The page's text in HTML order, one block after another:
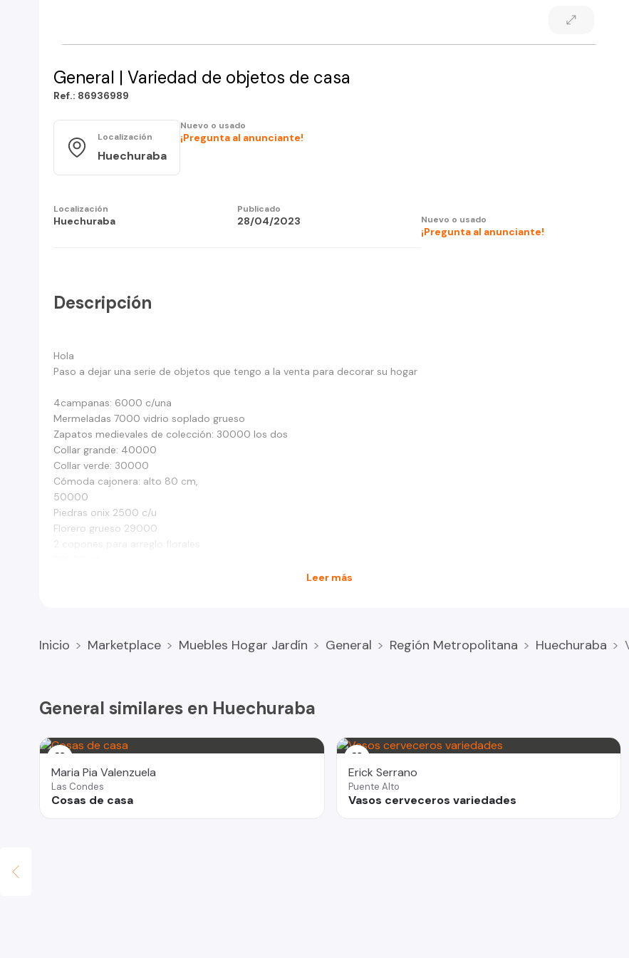
General | Variedad de objetos de casa
Ref.: 86936989
Localización
Huechuraba
Nuevo o usado
¡Pregunta al anunciante!
Localización
Huechuraba
Publicado
28/04/2023 Nuevo o usado
¡Pregunta al anunciante!
Descripción
Hola
Paso a dejar una serie de objetos que tengo a la venta para decorar su hogar
4campanas: 6000 c/una
Mermeladas 7000 vidrio soplado grueso
Zapatos medievales de colección: 30000 los dos
Collar grande: 40000
Collar verde: 30000
Cómoda cajonera: alto 80 cm,
50000
Piedras onix 2500 c/u
Florero grueso 29000
Florero bronce 20000
3 ángeles 70 años de antigüedad
Cualquier consulta porfavor realizarlas por whatsapp, ya que yo solo subo el anuncio por ayuda .
Leer más
Inicio Marketplace Muebles Hogar Jardín General Región Metropolitana Huechuraba
General similares en Huechuraba
Maria Pia Valenzuela
Las Condes
Cosas de casa
Erick Serrano
Puente Alto
Vasos cerveceros variedades